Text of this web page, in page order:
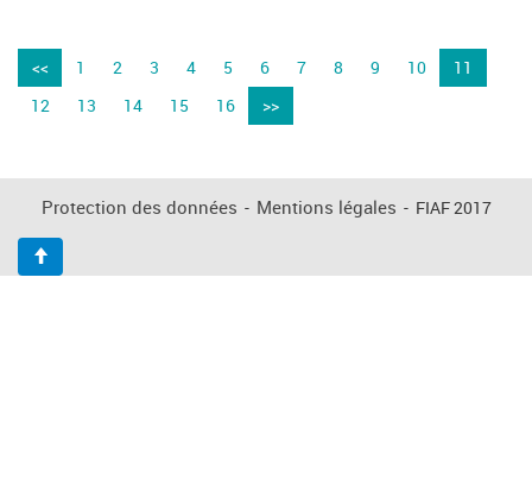
<< 1 2 3 4 5 6 7 8 9 10
11
12
13 14 15 16 >>
Protection des données - Mentions légales - FIAF 2017